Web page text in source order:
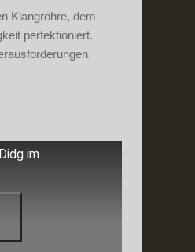
Klangröhre, dem
perfektioniert.
im